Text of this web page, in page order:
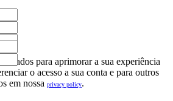
usados para aprimorar a sua experiência
o acesso a sua conta e para outros
em nossa privacy policy.